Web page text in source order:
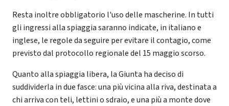
Resta inoltre obbligatorio l'uso delle mascherine. In tutti
gli ingressi alla spiaggia saranno indicate, in italiano e
inglese, le regole da seguire per evitare il contagio, come
previsto dal protocollo regionale del 15 maggio scorso.
Quanto alla spiaggia libera, la Giunta ha deciso di
suddividerla in due fasce: una più vicina alla riva, destinata a
chi arriva con teli, lettini o sdraio, e una più a monte dove